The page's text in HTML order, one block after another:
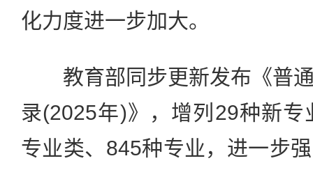
化力度进一步加大。
教育部同步更新发布《普通
录(2025年)》，增列29种新
专业类、845种专业，进一步